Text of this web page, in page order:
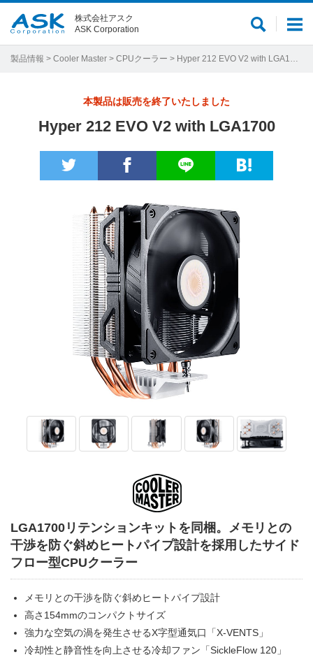
メ
ュ
サ
ト
株式会社アスク
ASK Corporation
製品情報 > Cooler Master > CPUクーラー > Hyper 212 EVO V2 with LGA1700
本製品は販売を終了いたしました
Hyper 212 EVO V2 with LGA1700
LGA1700リテンションキットを同梱。メモリとの
干渉を防ぐ斜めヒートパイプ設計を採用したサイド
フロー型CPUクーラー
メモリとの干渉を防ぐ斜めヒートパイプ設計
高さ154mmのコンパクトサイズ
強力な空気の渦を発生させるX字型通気口「X-VENTS」
冷却性と静音性を向上させる冷却ファン「SickleFlow 120」